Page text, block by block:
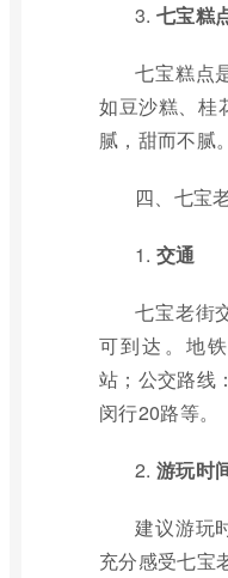
3. 七宝糕
七宝糕点
如豆沙糕、桂
腻，甜而不腻。
四、七宝
1. 交通
七宝老街
可到达。地
站；公交路线
闵行20路等。
2. 游玩时
建议游玩
充分感受七宝